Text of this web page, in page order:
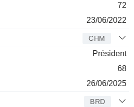
72
23/06/2022
CHM
Président
68
26/06/2025
BRD